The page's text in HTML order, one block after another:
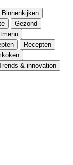
Binnenkijken
Gezond
Recepten
& innovation